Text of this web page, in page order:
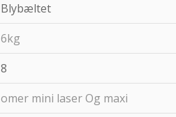
Blybæltet
6kg
8
omer mini laser Og maxi